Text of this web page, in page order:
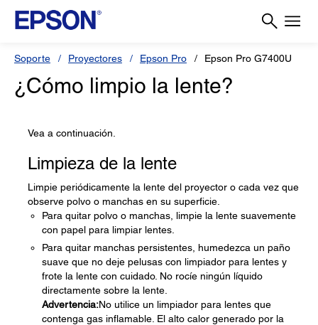
Soporte Proyectores Epson Pro Epson Pro G7400U
¿Cómo limpio la lente?
Vea a continuación.
Limpieza de la lente
Limpie periódicamente la lente del proyector o cada vez que
observe polvo o manchas en su superficie.
Para quitar polvo o manchas, limpie la lente suavemente
con papel para limpiar lentes.
Para quitar manchas persistentes, humedezca un paño
suave que no deje pelusas con limpiador para lentes y
frote la lente con cuidado. No rocíe ningún líquido
directamente sobre la lente.
Advertencia:No utilice un limpiador para lentes que
contenga gas inflamable. El alto calor generado por la